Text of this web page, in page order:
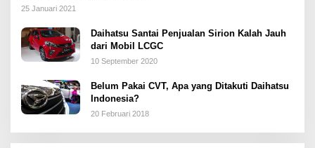
25 Januari 2021
Daihatsu Santai Penjualan Sirion Kalah Jauh
dari Mobil LCGC
10 September 2020
Belum Pakai CVT, Apa yang Ditakuti Daihatsu
Indonesia?
20 Februari 2018